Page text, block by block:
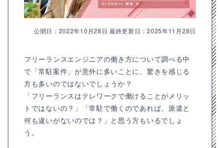
公開日：2022年10月28日 最終更新日：2025年11月28日
フリーランスエンジニアの働き方について調べる中
で「常駐案件」が意外に多いことに、驚きを感じる
方も多いのではないでしょうか？
「フリーランスはテレワークで働けることがメリッ
トではないの？」「常駐で働くのであれば、派遣と
何も違いがないのでは？」と思う方もいるでしょ
う。